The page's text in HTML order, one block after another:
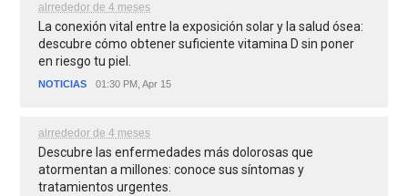
alrrededor de 4 meses
La conexión vital entre la exposición solar y la salud ósea:
descubre cómo obtener suficiente vitamina D sin poner
en riesgo tu piel.
NOTICIAS 01:30 PM, Apr 15
alrrededor de 4 meses
Descubre las enfermedades más dolorosas que
atormentan a millones: conoce sus síntomas y
tratamientos urgentes.